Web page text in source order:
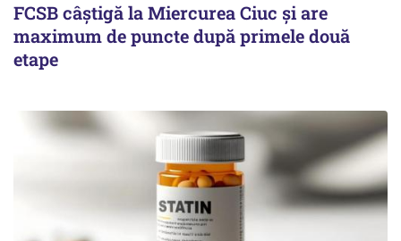
FCSB câştigă la Miercurea Ciuc şi are
maximum de puncte după primele două
etape